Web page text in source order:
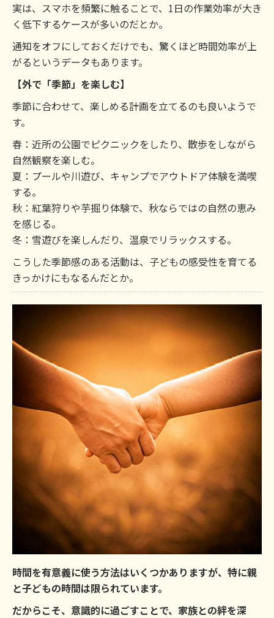
実は、スマホを頻繁に触ることで、1日の作業効率が大き
く低下するケースが多いのだとか。
通知をオフにしておくだけでも、驚くほど時間効率が上
がるというデータもあります。
【外で「季節」を楽しむ】
季節に合わせて、楽しめる計画を立てるのも良いようで
す。
春：近所の公園でピクニックをしたり、散歩をしながら
自然観察を楽しむ。
夏：プールや川遊び、キャンプでアウトドア体験を満喫
する。
秋：紅葉狩りや芋掘り体験で、秋ならではの自然の恵み
を感じる。
冬：雪遊びを楽しんだり、温泉でリラックスする。
こうした季節感のある活動は、子どもの感受性を育てる
きっかけにもなるんだとか。
時間を有意義に使う方法はいくつかありますが、特に親
と子どもの時間は限られています。
だからこそ、意識的に過ごすことで、家族との絆を深